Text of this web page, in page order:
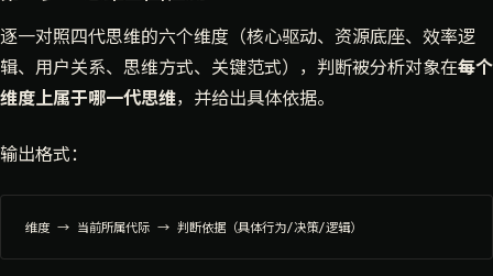
逐一对照四代思维的六个维度（核心驱动、资源底座、效率逻
辑、用户关系、思维方式、关键范式），判断被分析对象在每个
维度上属于哪一代思维，并给出具体依据。
输出格式：